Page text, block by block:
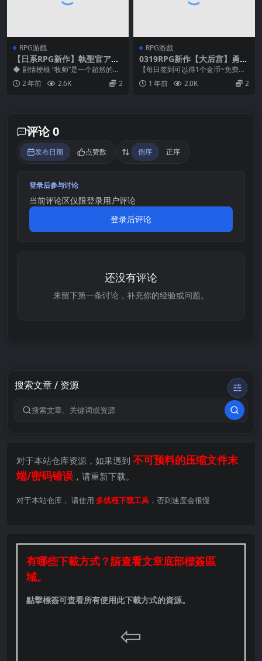
RPG游戲
【日系RPG新作】執聖官アル
テシア ─ 黄金のシャフリーヴ
ァル ─【云汉化】
◆ 剧情梗概 “牧师”是一个超然的职
位，可以以上帝的名义自行决定和
执行从调查到监...
2 年前 2.6K 2
RPG游戲
0319RPG新作【大后宫】勇者
查拉奥的冒险~勇者チャラオ
の冒険 Ver1.4.1【AI加载汉
化】
【每日签到可以得1个金币~免费兑
换1个游戏】 ①把后缀名为.zip1改
为zip和...
1 年前 2.0K 2
评论 0
发布日期 点赞数 倒序 正序
登录后参与讨论
当前评论区仅限登录用户评论
登录后评论
还没有评论
来留下第一条讨论，补充你的经验或问题。
搜索文章 / 资源
搜索关键词
对于本站仓库资源，如果遇到 不可预料的压缩文件末
端/密码错误 ，请重新下载。
对于本站仓库， 请使用 多线程下载工具 ，否则速度会很慢
有哪些下載方式？請查看文章底部標簽區
域。
點擊標簽可查看所有使用此下載方式的資源。
⇦